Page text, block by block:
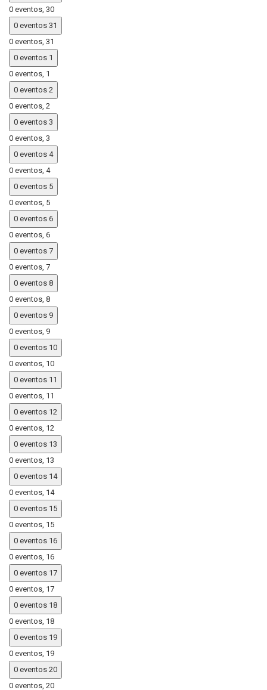
0 eventos, 30
0 eventos 31
0 eventos, 31
0 eventos 1
0 eventos, 1
0 eventos 2
0 eventos, 2
0 eventos 3
0 eventos, 3
0 eventos 4
0 eventos, 4
0 eventos 5
0 eventos, 5
0 eventos 6
0 eventos, 6
0 eventos 7
0 eventos, 7
0 eventos 8
0 eventos, 8
0 eventos 9
0 eventos, 9
0 eventos 10
0 eventos, 10
0 eventos 11
0 eventos, 11
0 eventos 12
0 eventos, 12
0 eventos 13
0 eventos, 13
0 eventos 14
0 eventos, 14
0 eventos 15
0 eventos, 15
0 eventos 16
0 eventos, 16
0 eventos 17
0 eventos, 17
0 eventos 18
0 eventos, 18
0 eventos 19
0 eventos, 19
0 eventos 20
0 eventos, 20